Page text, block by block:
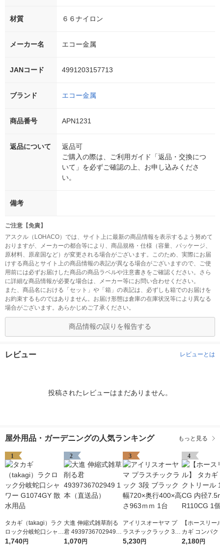
材質 ６６ナイロン
メーカー名 エコー金属
JANコード 4991203157713
ブランド エコー金属
商品番号 APN1231
返品について
返品可
ご購入の際は、ご利用ガイド「返品・交換につ
いて」を必ずご確認の上、お申し込みくださ
い。
備考
ご注意【免責】
アスクル（LOHACO）では、サイト上に最新の商品情報を表示するよう努めて
おりますが、メーカーの都合等により、商品規格・仕様（容量、パッケージ、
原材料、原産国など）が変更される場合がございます。このため、実際にお届
けする商品とサイト上の商品情報の表記が異なる場合がございますので、ご使
用前には必ずお届けした商品の商品ラベルや注意書きをご確認ください。さら
に詳細な商品情報が必要な場合は、メーカー等にお問い合わせください。
また、商品名における「セット」や「箱」の表記は、必ずしも箱でのお届けを
お約束するものではありません。お届け形態は倉庫の在庫状況等により異なる
場合がございます。あらかじめご了承ください。
商品情報の誤りを報告する
レビュー レビューとは
投稿されたレビューはまだありません。
屋外用品・ガーデニングの人気ランキング もっと見る
1
タカギ（takagi）ラク
ロック分岐蛇口シャワ
ー G1074GY 散水用品
1,740円
2
大進 伸縮式雑草削る
君 4939736702949 1
本（直送品）
1,070円
3
アイリスオーヤマ プ
ラスチックラック 3段
ブラック 幅720×奥行
5,230円
4
【ホースリー
カギ コンパ
ル 10m CG
2,180円